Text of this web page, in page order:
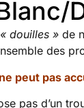
« douilles » de
des
peut pas
pas d’un